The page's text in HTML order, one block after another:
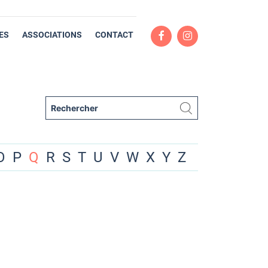
ASSOCIATIONS CONTACT
P Q R S T U V W X Y Z